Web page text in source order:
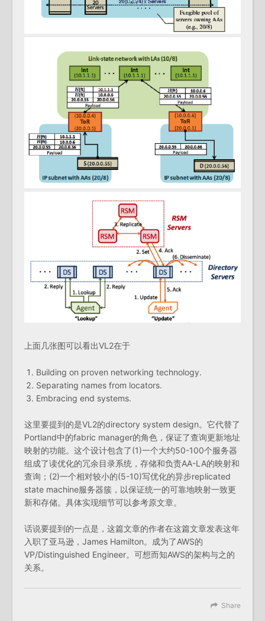
上面几张图可以看出VL2在于
Building on proven networking technology.
Separating names from locators.
Embracing end systems.
这里要提到的是VL2的directory system design。它代替了
Portland中的fabric manager的角色，保证了查询更新地址
映射的功能。这个设计包含了(1)一个大约50-100个服务器
组成了读优化的冗余目录系统，存储和负责AA-LA的映射和
查询；(2)一个相对较小的(5-10)写优化的异步replicated
state machine服务器簇，以保证统一的可靠地映射一致更
新和存储。具体实现细节可以参考原文章。
话说要提到的一点是，这篇文章的作者在这篇文章发表这年
入职了亚马逊，James Hamilton。成为了AWS的
VP/Distinguished Engineer。可想而知AWS的架构与之的
关系。
Share